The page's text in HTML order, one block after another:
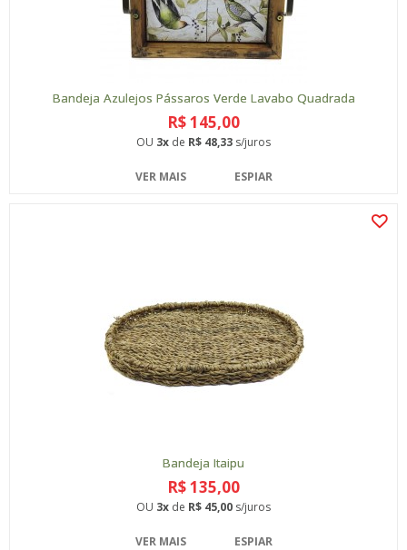
Bandeja Azulejos Pássaros Verde Lavabo Quadrada
R$ 145,00
OU 3x de R$ 48,33 s/juros
VER MAIS ESPIAR
Bandeja Itaipu
R$ 135,00
OU 3x de R$ 45,00 s/juros
VER MAIS ESPIAR